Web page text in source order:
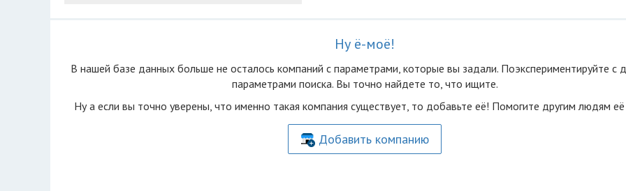
Ну ё-моё!
В нашей базе данных больше не осталоcь компаний с параметрами, которые вы задали. Поэкспериментируйте с
параметрами поиска. Вы точно найдете то, что ищите.
Ну а если вы точно уверены, что именно такая компания существует, то добавьте её! Помогите другим людям
Добавить компанию